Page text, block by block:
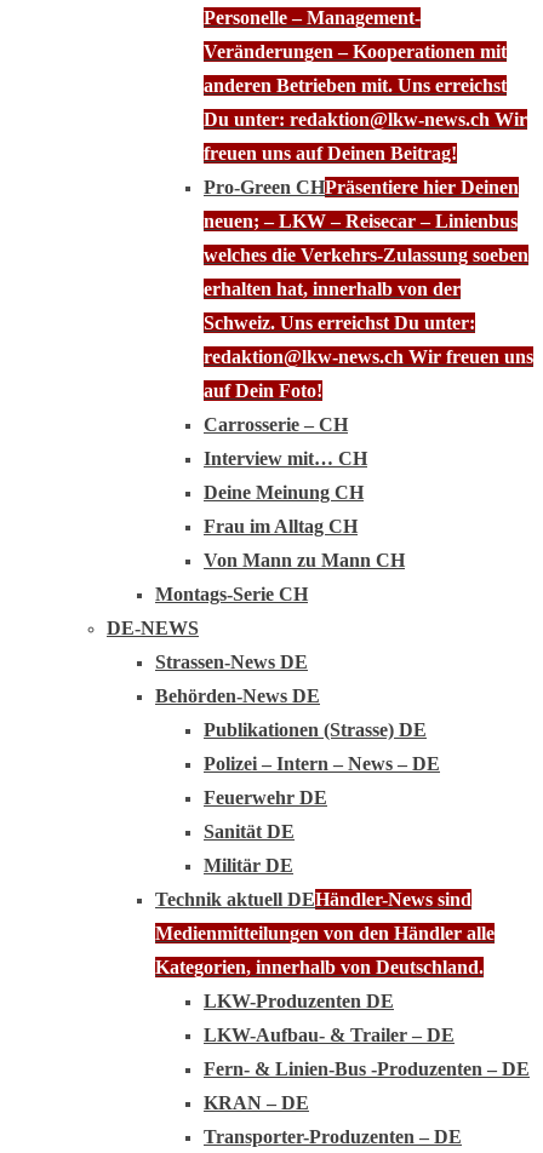
Personelle – Management-
Veränderungen – Kooperationen mit
anderen Betrieben mit. Uns erreichst
Du unter: redaktion@lkw-news.ch Wir
freuen uns auf Deinen Beitrag!
Pro-Green CHPräsentiere hier Deinen
neuen; – LKW – Reisecar – Linienbus
welches die Verkehrs-Zulassung soeben
erhalten hat, innerhalb von der
Schweiz. Uns erreichst Du unter:
redaktion@lkw-news.ch Wir freuen uns
auf Dein Foto!
Carrosserie – CH
Interview mit… CH
Deine Meinung CH
Frau im Alltag CH
Von Mann zu Mann CH
Montags-Serie CH
DE-NEWS
Strassen-News DE
Behörden-News DE
Publikationen (Strasse) DE
Polizei – Intern – News – DE
Feuerwehr DE
Sanität DE
Militär DE
Technik aktuell DEHändler-News sind
Medienmitteilungen von den Händler alle
Kategorien, innerhalb von Deutschland.
LKW-Produzenten DE
LKW-Aufbau- & Trailer – DE
Fern- & Linien-Bus -Produzenten – DE
KRAN – DE
Transporter-Produzenten – DE